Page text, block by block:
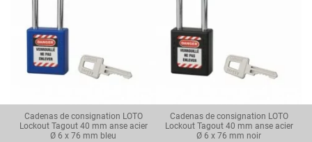
Cadenas de consignation LOTO
Lockout Tagout 40 mm anse acier
Ø 6 x 76 mm bleu
Cadenas de consignation LOTO
Lockout Tagout 40 mm anse acier
Ø 6 x 76 mm noir